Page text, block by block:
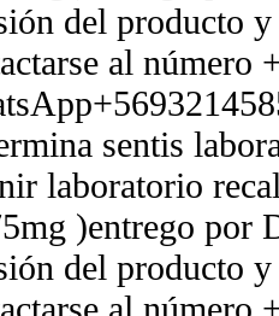
del producto
al número
sentis
laboratorio
)entrego por
del producto
al número